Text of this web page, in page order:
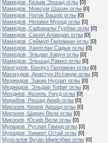
Мамедов, Казым Эршад оглы [0]
Мамедов, Мовсум Шахин оглы [0]
Мамедов, Натик Башир оглы [0]
Мамедов, Низами Мурад оглы [0]
Мамедов, Сафаралы Гурбан оглы [0]
Мамедов, Сахил Аламдар оглы [0]
Мамедов, Сеймур Гахраман оглы [0]
Мамедов, Ханоглан Садык оглы [0]
Мамедов, Эльдар Харун оглы [0]
Мамедов, Эльшад Рамиз оглы [0]
Мансуров, Бахруз Гахраман оглы [0]
Махмудов, Арастун Испанди оглы [0]
Меджидов, Закир Нусрат оглы [0]
Меджидов, Эльдар Тофиг оглы [0]
Мехдиев, Фазиль Умуд оглы [0]
Мирабов, Решад Акиф оглы [0]
Мирзоев, Керем Аршад оглы [0]
Мирзоев, Ширин Вели оглы [0]
Мирзоев, Юсиф Вели оглы [0]
Мурадов, Руслан Гамид оглы [0]
Мурадов, Хикмет Огтай оглы [0]
Мурсалов Вугар Мирезбер оглы [0]